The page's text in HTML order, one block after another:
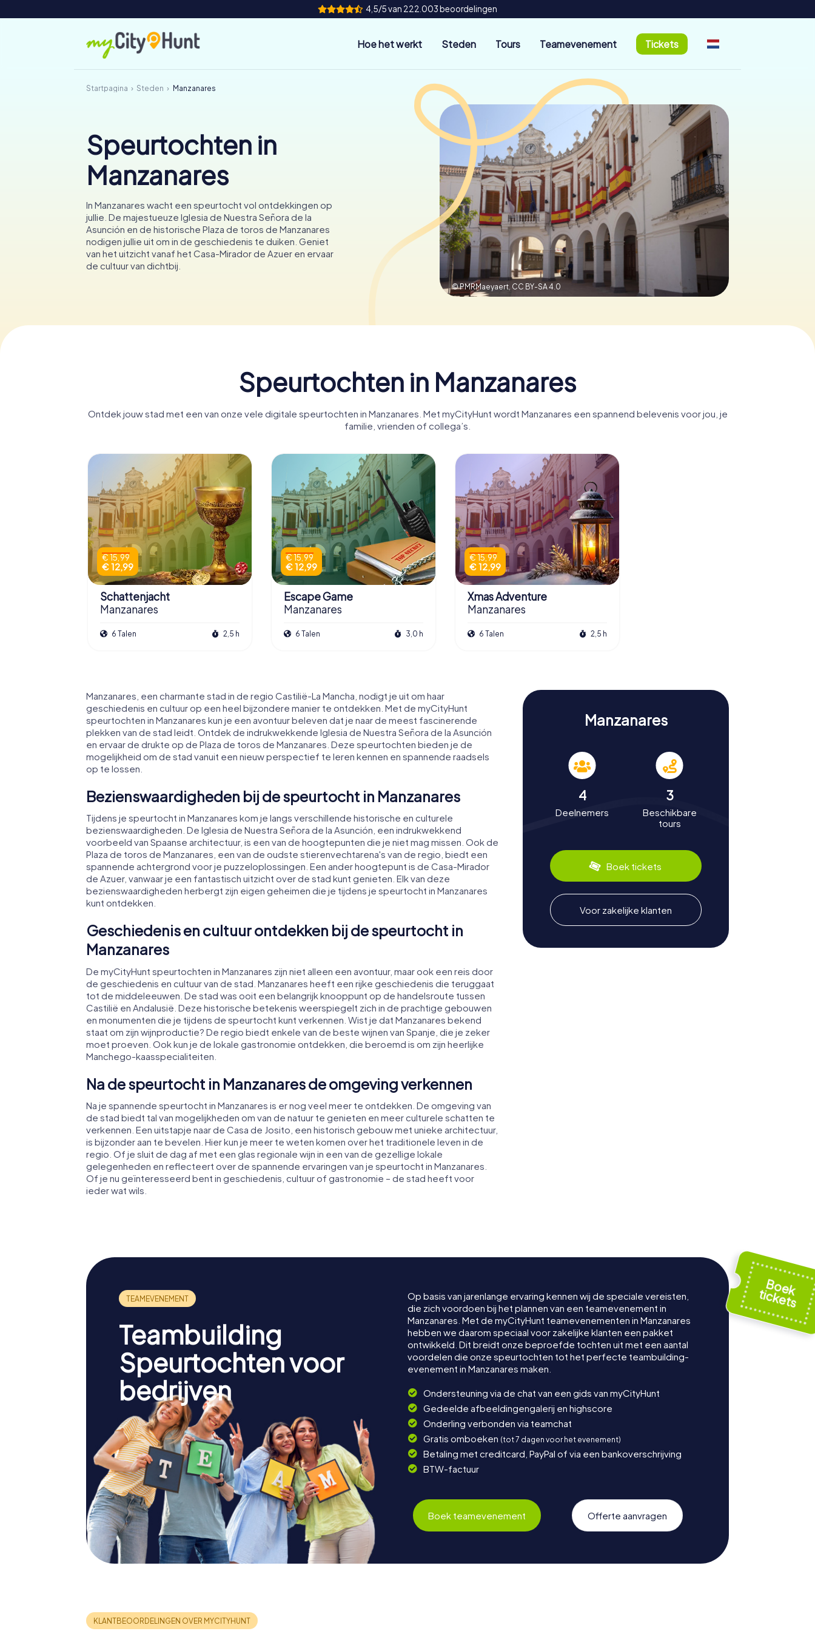
4,5/5 van 222.003 beoordelingen
Hoe het werkt Steden Tours Teamevenement Tickets
Startpagina Steden Manzanares
Speurtochten in
Manzanares
In Manzanares wacht een speurtocht vol ontdekkingen op
jullie. De majestueuze Iglesia de Nuestra Señora de la
Asunción en de historische Plaza de toros de Manzanares
nodigen jullie uit om in de geschiedenis te duiken. Geniet
van het uitzicht vanaf het Casa-Mirador de Azuer en ervaar
de cultuur van dichtbij.
© PMRMaeyaert, CC BY-SA 4.0
Speurtochten in Manzanares
Ontdek jouw stad met een van onze vele digitale speurtochten in Manzanares. Met myCityHunt wordt Manzanares een spannend belevenis voor jou, je
familie, vrienden of collega’s.
€ 15,99
€ 12,99
Schattenjacht
Manzanares
6 Talen 2,5 h
€ 15,99
€ 12,99
Escape Game
Manzanares
6 Talen 3,0 h
€ 15,99
€ 12,99
Xmas Adventure
Manzanares
6 Talen 2,5 h
Manzanares, een charmante stad in de regio Castilië-La Mancha, nodigt je uit om haar
geschiedenis en cultuur op een heel bijzondere manier te ontdekken. Met de myCityHunt
speurtochten in Manzanares kun je een avontuur beleven dat je naar de meest fascinerende
plekken van de stad leidt. Ontdek de indrukwekkende Iglesia de Nuestra Señora de la Asunción
en ervaar de drukte op de Plaza de toros de Manzanares. Deze speurtochten bieden je de
mogelijkheid om de stad vanuit een nieuw perspectief te leren kennen en spannende raadsels
op te lossen.
Bezienswaardigheden bij de speurtocht in Manzanares
Tijdens je speurtocht in Manzanares kom je langs verschillende historische en culturele
bezienswaardigheden. De Iglesia de Nuestra Señora de la Asunción, een indrukwekkend
voorbeeld van Spaanse architectuur, is een van de hoogtepunten die je niet mag missen. Ook de
Plaza de toros de Manzanares, een van de oudste stierenvechtarena's van de regio, biedt een
spannende achtergrond voor je puzzeloplossingen. Een ander hoogtepunt is de Casa-Mirador
de Azuer, vanwaar je een fantastisch uitzicht over de stad kunt genieten. Elk van deze
bezienswaardigheden herbergt zijn eigen geheimen die je tijdens je speurtocht in Manzanares
kunt ontdekken.
Geschiedenis en cultuur ontdekken bij de speurtocht in
Manzanares
De myCityHunt speurtochten in Manzanares zijn niet alleen een avontuur, maar ook een reis door
de geschiedenis en cultuur van de stad. Manzanares heeft een rijke geschiedenis die teruggaat
tot de middeleeuwen. De stad was ooit een belangrijk knooppunt op de handelsroute tussen
Castilië en Andalusië. Deze historische betekenis weerspiegelt zich in de prachtige gebouwen
en monumenten die je tijdens de speurtocht kunt verkennen. Wist je dat Manzanares bekend
staat om zijn wijnproductie? De regio biedt enkele van de beste wijnen van Spanje, die je zeker
moet proeven. Ook kun je de lokale gastronomie ontdekken, die beroemd is om zijn heerlijke
Manchego-kaasspecialiteiten.
Na de speurtocht in Manzanares de omgeving verkennen
Na je spannende speurtocht in Manzanares is er nog veel meer te ontdekken. De omgeving van
de stad biedt tal van mogelijkheden om van de natuur te genieten en meer culturele schatten te
verkennen. Een uitstapje naar de Casa de Josito, een historisch gebouw met unieke architectuur,
is bijzonder aan te bevelen. Hier kun je meer te weten komen over het traditionele leven in de
regio. Of je sluit de dag af met een glas regionale wijn in een van de gezellige lokale
gelegenheden en reflecteert over de spannende ervaringen van je speurtocht in Manzanares.
Of je nu geïnteresseerd bent in geschiedenis, cultuur of gastronomie – de stad heeft voor
ieder wat wils.
Manzanares
4
Deelnemers
3
Beschikbare
tours
Boek tickets
Voor zakelijke klanten
Teambuilding
Speurtochten voor
bedrijven
Op basis van jarenlange ervaring kennen wij de speciale vereisten,
die zich voordoen bij het plannen van een teamevenement in
Manzanares. Met de myCityHunt teamevenementen in Manzanares
hebben we daarom speciaal voor zakelijke klanten een pakket
ontwikkeld. Dit breidt onze beproefde tochten uit met een aantal
voordelen die onze speurtochten tot het perfecte teambuilding-
evenement in Manzanares maken.
Ondersteuning via de chat van een gids van myCityHunt
Gedeelde afbeeldingengalerij en highscore
Onderling verbonden via teamchat
Gratis omboeken (tot 7 dagen voor het evenement)
Betaling met creditcard, PayPal of via een bankoverschrijving
BTW-factuur
Boek teamevenement Offerte aanvragen